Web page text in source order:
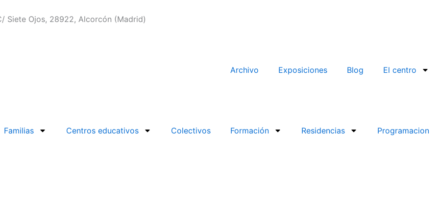
Siete Ojos, 28922, Alcorcón (Madrid)
Archivo Exposiciones Blog El centro
Familias Centros educativos Colectivos Formación Residencias Programacion